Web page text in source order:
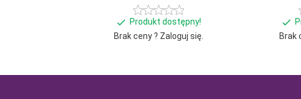
Produkt dostępny!
Brak ceny ? Zaloguj się.
Brak